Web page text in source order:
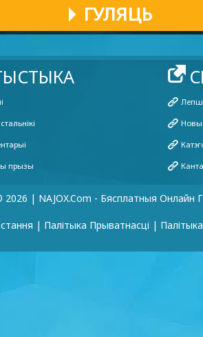
ГУЛЯЦЬ
2026 | NAJOX.com - Бясплатныя Онлайн
| Палітыка Прыватнасці |